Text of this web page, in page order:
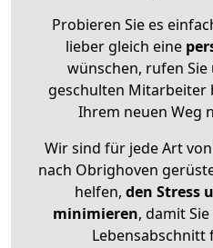
Probieren Sie es
lieber gleich eine
wünschen, rufen
geschulten Mitarbeiter
Ihrem neuen Weg
Wir sind für jede Art
nach Obrighoven
helfen, den Stress
minimieren, damit
Lebensabschnitt